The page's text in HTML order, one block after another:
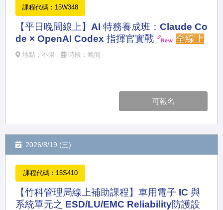
課程代碼：15W348
【平日晚間線上】AI 特務養成班：Claude Co
de × OpenAI Codex 指揮官實戰
全線上
地點：不限 時段：晚間
可報名
2026/8/19 (三)
課程代碼：15S410
【竹科管理局線上補助課程】車用電子 IC 與
系統單元之 ESD/LU/EMC Reliability防護設